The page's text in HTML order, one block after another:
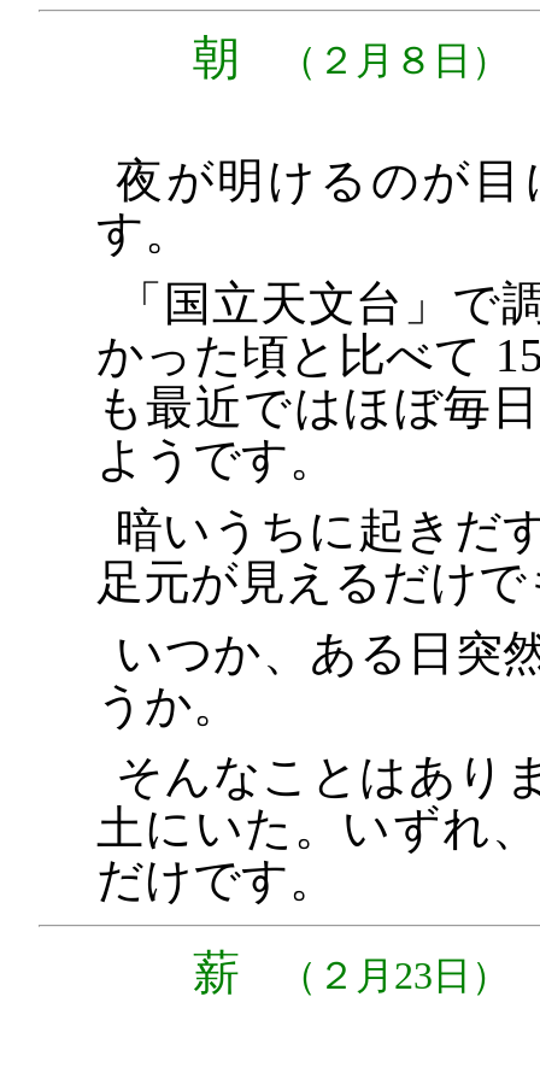
朝 （２月８日）
夜が明けるのが
す。
「国立天文台」で
かった頃と比べて
も最近ではほぼ毎
ようです。
暗いうちに起きだ
足元が見えるだけ
いつか、ある日突
うか。
そんなことはあり
土にいた。いずれ
だけです。
薪 （２月23日）